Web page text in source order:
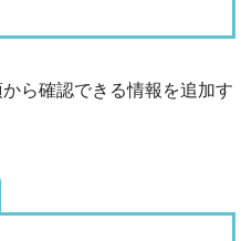
ら確認できる情報を追加す